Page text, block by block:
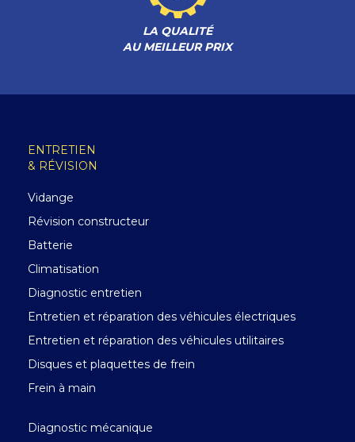
LA QUALITÉ
AU MEILLEUR PRIX
ENTRETIEN
& RÉVISION
Vidange
Révision constructeur
Batterie
Climatisation
Diagnostic entretien
Entretien et réparation des véhicules électriques
Entretien et réparation des véhicules utilitaires
Disques et plaquettes de frein
Frein à main
Diagnostic mécanique